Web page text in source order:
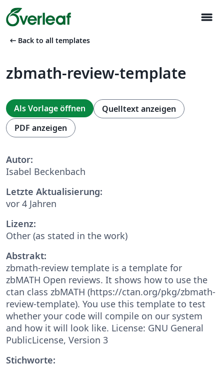
menu
arrow_left_alt Back to all templates
zbmath-review-template
Als Vorlage öffnen
Quelltext anzeigen
PDF anzeigen
Autor:
Isabel Beckenbach
Letzte Aktualisierung:
vor 4 Jahren
Lizenz:
Other (as stated in the work)
Abstrakt:
zbmath-review template is a template for
zbMATH Open reviews. It shows how to use the
ctan class zbMATH (https://ctan.org/pkg/zbmath-
review-template). You use this template to test
whether your code will compile on our system
and how it will look like. License: GNU General
PublicLicense, Version 3
Stichworte: